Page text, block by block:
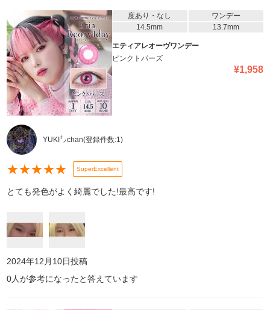
度あり・なし
ワンデー
14.5mm
13.7mm
エティアレオーヴワンデー
ピンクトパーズ
¥1,958
YUKI㌨chan(登録件数:1)
★★★★★ SuperExcellent
とても発色がよく綺麗でした!最高です!
2024年12月10日投稿
0人が参考になったと答えています